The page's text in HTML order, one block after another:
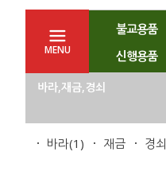
MENU
불교용품
신행용품
바라,재금,경쇠
바라(1) 재금 경쇠